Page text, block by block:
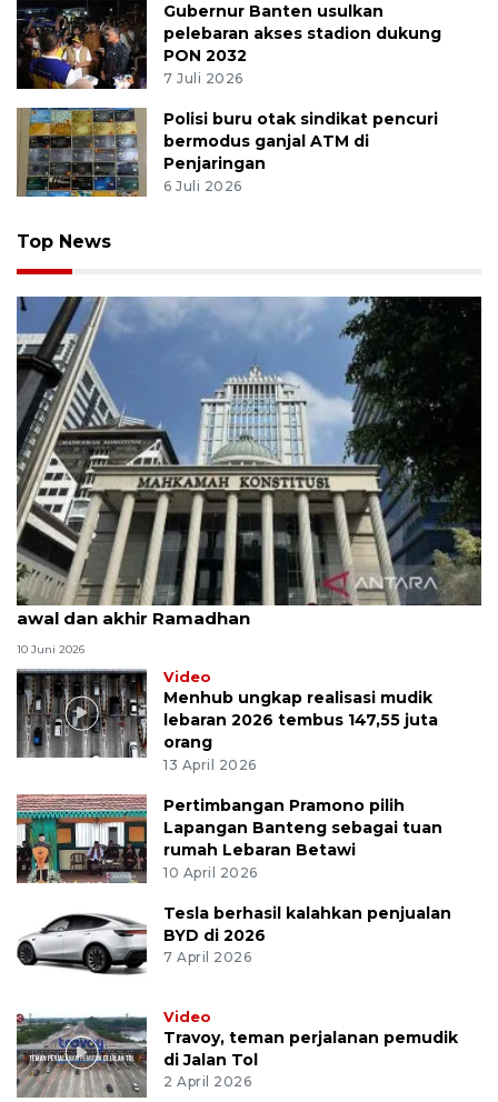
Gubernur Banten usulkan
pelebaran akses stadion dukung
PON 2032
7 Juli 2026
Polisi buru otak sindikat pencuri
bermodus ganjal ATM di
Penjaringan
6 Juli 2026
Top News
MK uji materi UU Peradilan Agama perihal isbat
awal dan akhir Ramadhan
10 Juni 2026
Video
Menhub ungkap realisasi mudik
lebaran 2026 tembus 147,55 juta
orang
13 April 2026
Pertimbangan Pramono pilih
Lapangan Banteng sebagai tuan
rumah Lebaran Betawi
10 April 2026
Tesla berhasil kalahkan penjualan
BYD di 2026
7 April 2026
Video
Travoy, teman perjalanan pemudik
di Jalan Tol
2 April 2026